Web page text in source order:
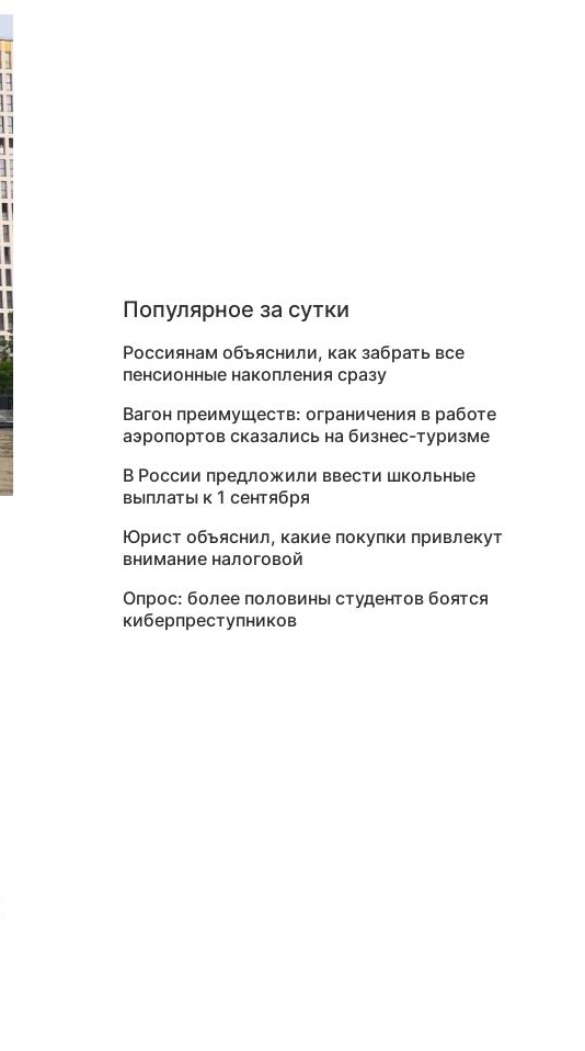
Популярное за сутки
Россиянам объяснили, как забрать все
пенсионные накопления сразу
Вагон преимуществ: ограничения в работе
аэропортов сказались на бизнес-туризме
В России предложили ввести школьные
выплаты к 1 сентября
Юрист объяснил, какие покупки привлекут
внимание налоговой
Опрос: более половины студентов боятся
киберпреступников